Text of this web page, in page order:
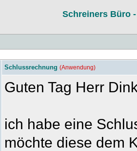
Schreiners Büro
Schlussrechnung (Anwendung)
Guten Tag Herr
ich habe eine
möchte diese dem